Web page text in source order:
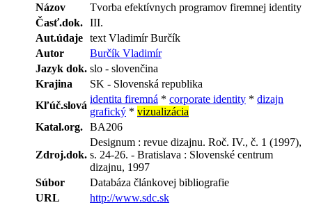
Názov
Tvorba efektívnych programov firemnej identity
Časť.dok. III.
Aut.údaje text Vladimír Burčík
Autor
Burčík Vladimír
Jazyk dok. slo - slovenčina
Krajina
SK - Slovenská republika
Kľúč.slová
identita firemná * corporate identity * dizajn
grafický * vizualizácia
Katal.org. BA206
Zdroj.dok.
Designum : revue dizajnu. Roč. IV., č. 1 (1997),
s. 24-26. - Bratislava : Slovenské centrum
dizajnu, 1997
Súbor
Databáza článkovej bibliografie
URL
http://www.sdc.sk